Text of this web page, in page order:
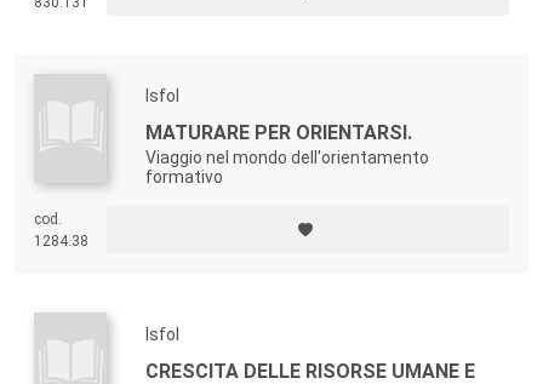
Isfol
MATURARE PER ORIENTARSI.
Viaggio nel mondo dell'orientamento
formativo
cod.
1284.38
Isfol
CRESCITA DELLE RISORSE UMANE E